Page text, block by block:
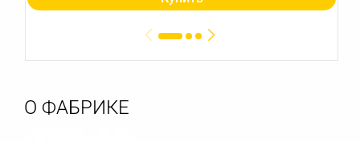
О ФАБРИКЕ